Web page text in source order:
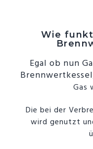
Wie
Egal ob nun
Gas
Die bei der
wird genutzt